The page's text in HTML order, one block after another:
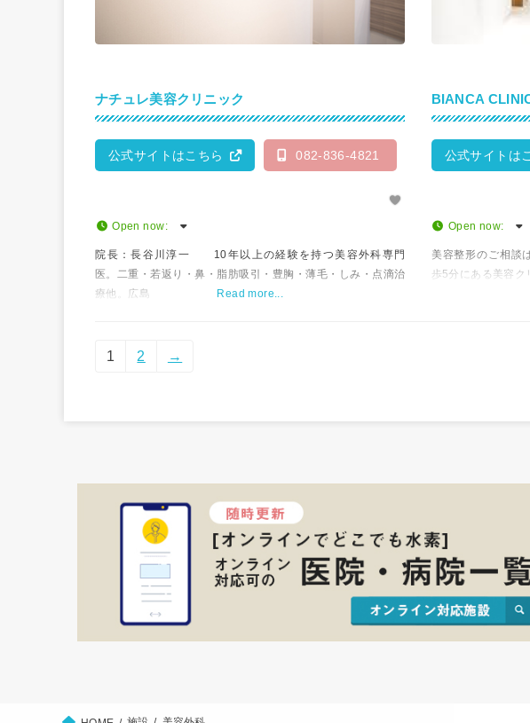
ナチュレ美容クリニック
公式サイトはこちら 082-836-4821
Open now:
院長：長谷川淳一 10年以上の経験を持つ美容外科専門
医。二重・若返り・鼻・脂肪吸引・豊胸・薄毛・しみ・点滴治
療他。広島
Read more...
BIANCA
公式サイトは
Open now:
美容整形のご相談
歩5分にある美容ク
1 2 →